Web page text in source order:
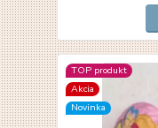
TOP produkt
Akcia
Novinka